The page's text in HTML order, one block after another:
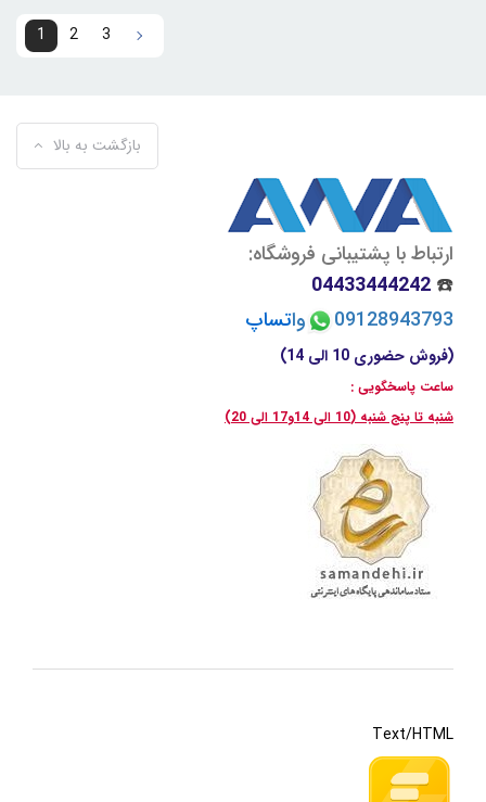
1 2
3
بازگشت به بالا
ارتباط با پشتیبانی فروشگاه:
☎️
04433444242
09128943793
واتساپ
(فروش حضوری 10 الی 14)
ساعت پاسخگویی :
شنبه تا پنج شنبه (10 الی 14و17 الی 20)
Text/HTML